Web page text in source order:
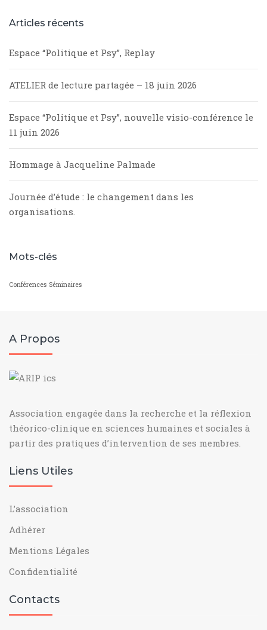
Articles récents
Espace “Politique et Psy”, Replay
ATELIER de lecture partagée – 18 juin 2026
Espace “Politique et Psy”, nouvelle visio-conférence le
11 juin 2026
Hommage à Jacqueline Palmade
Journée d’étude : le changement dans les
organisations.
Mots-clés
Conférences Séminaires
A Propos
Association engagée dans la recherche et la réflexion
théorico-clinique en sciences humaines et sociales à
partir des pratiques d’intervention de ses membres.
Liens Utiles
L’association
Adhérer
Mentions Légales
Confidentialité
Contacts